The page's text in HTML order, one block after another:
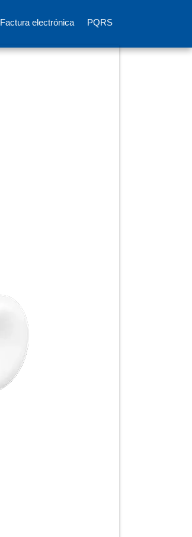
Factura electrónica PQRS